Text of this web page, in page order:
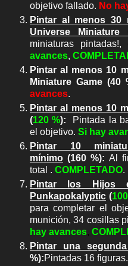
objetivo fallado. No
Pintar al menos 30
Universe Miniature
miniaturas
avances,
Pintar al menos 10
Miniature Game (40
avances.
Pintar al menos 10
(120 %):
Pintada la
el objetivo. Si hay
Pintar 10
mínimo (160 %): Al
total . COMPLETADO.
Pintar los Hijos
Punkapokalyptic (
para completar el
munición, 34 cosillas
hay avances,
Pintar una
%):Pintadas 16 figuras.